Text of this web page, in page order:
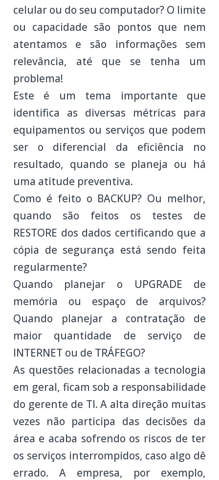
celular ou do seu computador? O limite
ou capacidade são pontos que nem
atentamos e são informações sem
relevância, até que se tenha um
problema!
Este é um tema importante que
identifica as diversas métricas para
equipamentos ou serviços que podem
ser o diferencial da eficiência no
resultado, quando se planeja ou há
uma atitude preventiva.
Como é feito o BACKUP? Ou melhor,
quando são feitos os testes de
RESTORE dos dados certificando que a
cópia de segurança está sendo feita
regularmente?
Quando planejar o UPGRADE de
memória ou espaço de arquivos?
Quando planejar a contratação de
maior quantidade de serviço de
INTERNET ou de TRÁFEGO?
As questões relacionadas a tecnologia
em geral, ficam sob a responsabilidade
do gerente de TI. A alta direção muitas
vezes não participa das decisões da
área e acaba sofrendo os riscos de ter
os serviços interrompidos, caso algo dê
errado. A empresa, por exemplo,